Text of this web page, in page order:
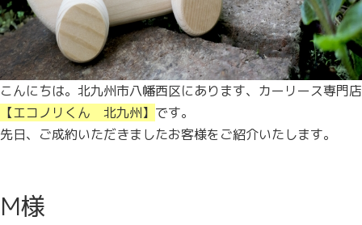
こんにちは。北九州市八幡西区にあります、カーリース専門店
【エコノリくん 北九州】 です。
先日、ご成約いただきましたお客様をご紹介いたします。
M様